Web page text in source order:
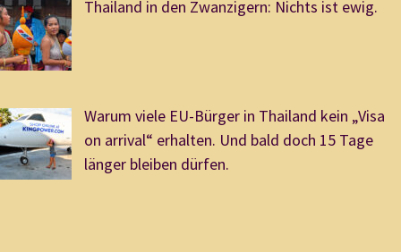
Thailand in den Zwanzigern: Nichts ist ewig.
Warum viele EU-Bürger in Thailand kein „Visa
on arrival“ erhalten. Und bald doch 15 Tage
länger bleiben dürfen.